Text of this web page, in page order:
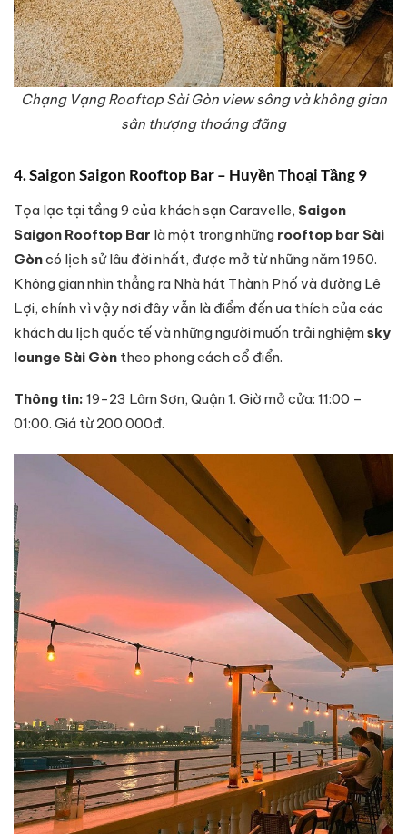
Chạng Vạng Rooftop Sài Gòn view sông và không gian
sân thượng thoáng đãng
4. Saigon Saigon Rooftop Bar – Huyền Thoại Tầng 9
Tọa lạc tại tầng 9 của khách sạn Caravelle, Saigon
Saigon Rooftop Bar là một trong những rooftop bar Sài
Gòncó lịch sử lâu đời nhất, được mở từ những năm 1950.
Không gian nhìn thẳng ra Nhà hát Thành Phố và đường Lê
Lợi, chính vì vậy nơi đây vẫn là điểm đến ưa thích của các
khách du lịch quốc tế và những người muốn trải nghiệmsky
lounge Sài Gòn theo phong cách cổ điển.
Thông tin: 19-23 Lâm Sơn, Quận 1. Giờ mở cửa: 11:00 –
01:00. Giá từ 200.000đ.